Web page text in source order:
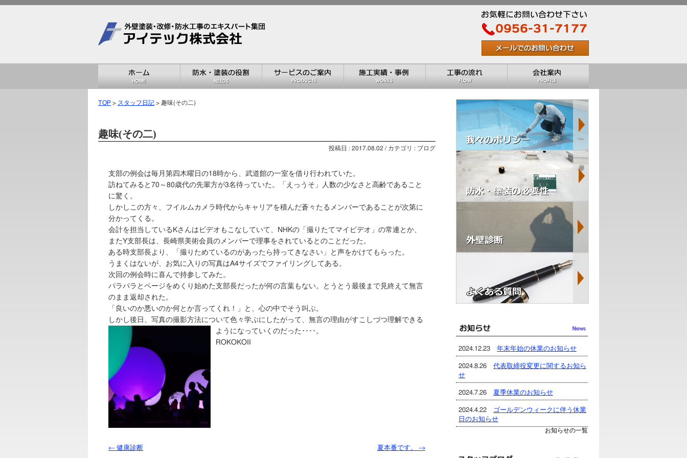
TOP > スタッフ日記 > 趣味(その二)
趣味(その二)
投稿日 : 2017.08.02 / カテゴリ : ブログ
支部の例会は毎月第四木曜日の18時から、武道館の一室を借り行われていた。
訪ねてみると70～80歳代の先輩方が3名待っていた。「えっうそ」人数の少なさと高齢であること
に驚く。
しかしこの方々、フイルムカメラ時代からキャリアを積んだ蒼々たるメンバーであることが次第に
分かってくる。
会計を担当しているKさんはビデオもこなしていて、NHKの「撮りたてマイビデオ」の常連とか、
またY支部長は、長崎県美術会員のメンバーで理事をされているとのことだった。
ある時支部長より、「撮りためているのがあったら持ってきなさい」と声をかけてもらった。
うまくはないが、お気に入りの写真はA4サイズでファイリングしてある。
次回の例会時に喜んで持参してみた。
パラパラとページをめくり始めた支部長だったが何の言葉もない。とうとう最後まで見終えて無言
のまま返却された。
「良いのか悪いのか何とか言ってくれ！」と、心の中でそう叫ぶ。
しかし後日、写真の撮影方法について色々学ぶにしたがって、無言の理由がすこしづつ理解できる
ようになっていくのだっ た････。
ROKOKOⅡ
← 健康診断 夏本番です。 →
2024.12.23 年末年始の休業のお知らせ
2024.8.26 代表取締役変更に関するお知ら
せ
2024.7.26 夏季休業のお知らせ
2024.4.22 ゴールデンウィークに伴う休業
日のお知らせ
お知らせの一覧